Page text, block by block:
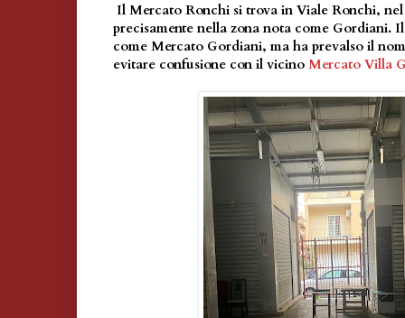
Il Mercato Ronchi si trova in Viale Ronchi,
precisamente nella zona nota come Gordiani.
come Mercato Gordiani, ma ha prevalso il
evitare confusione con il vicino Mercato Villa